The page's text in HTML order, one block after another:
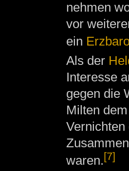
nehmen
vor
ein
Als der
Interesse
gegen die
Milten
waren. [7]